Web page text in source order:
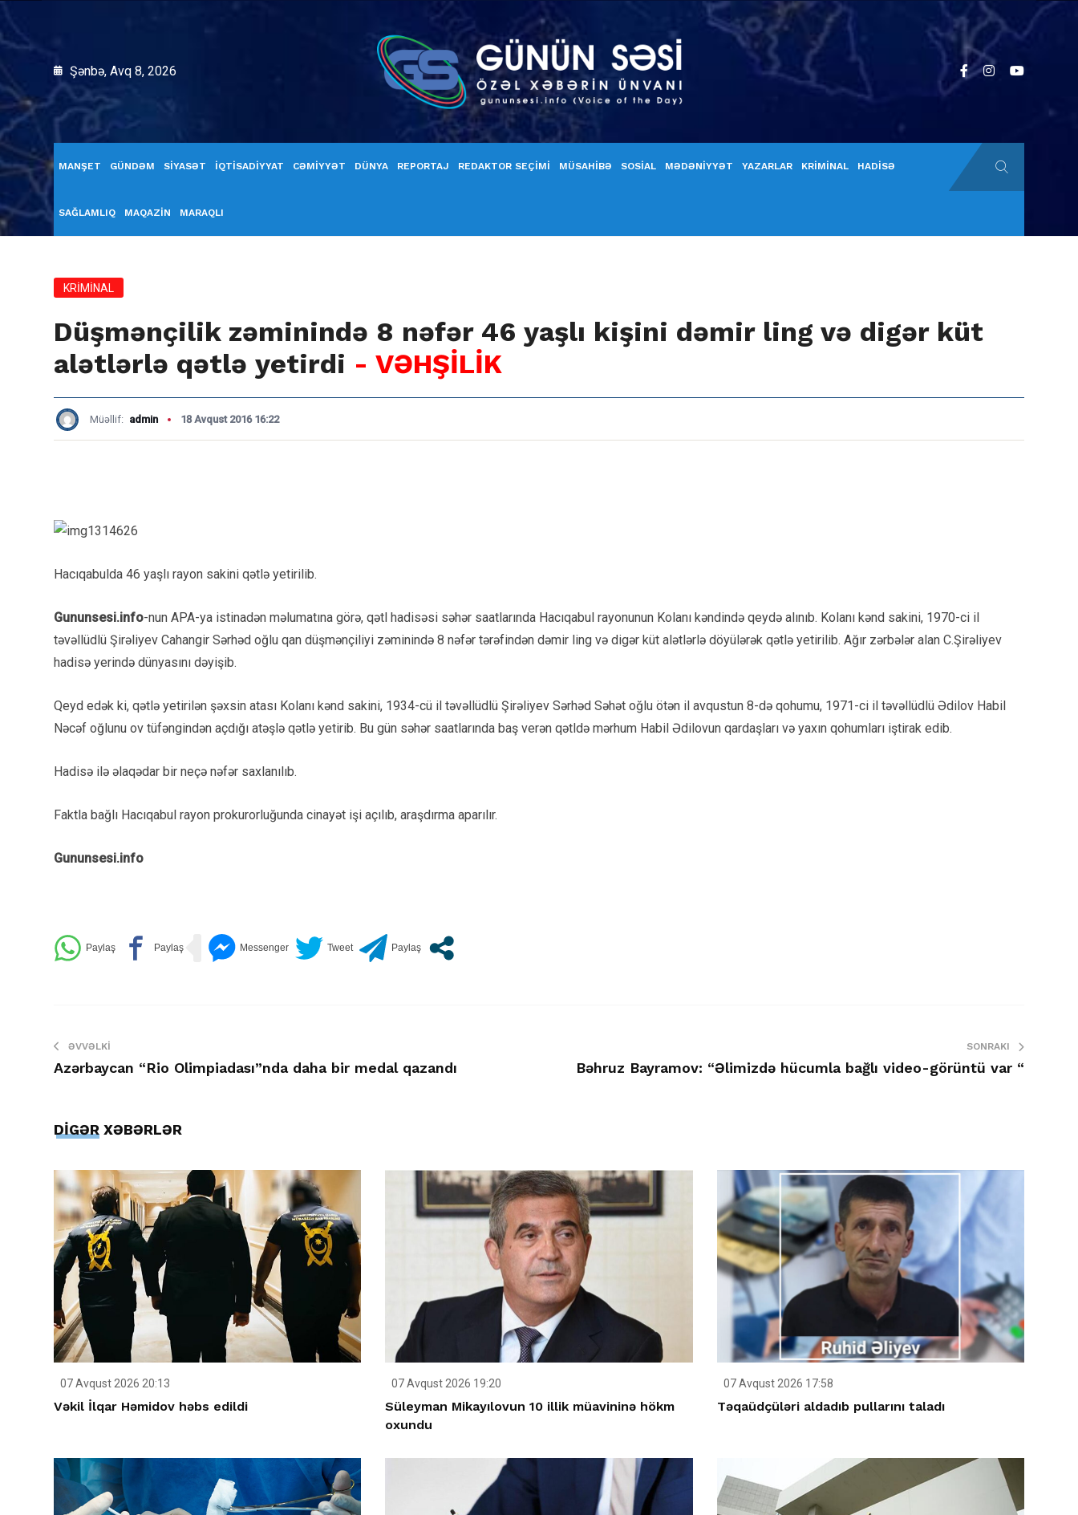
Şənbə, Avq 8, 2026
MANŞET GÜNDƏM SİYASƏT İQTİSADİYYAT CƏMİYYƏT DÜNYA REPORTAJ REDAKTOR SEÇİMİ MÜSAHİBƏ SOSİAL MƏDƏNİYYƏT YAZARLAR KRİMİNAL HADİSƏ
SAĞLAMLIQ MAQAZİN MARAQLI
KRİMİNAL
Düşmənçilik zəminində 8 nəfər 46 yaşlı kişini dəmir ling və digər küt
alətlərlə qətlə yetirdi - VƏHŞİLİK
Müəllif: admin 18 Avqust 2016 16:22
Hacıqabulda 46 yaşlı rayon sakini qətlə yetirilib.
Gununsesi.info-nun APA-ya istinadən məlumatına görə, qətl hadisəsi səhər saatlarında Hacıqabul rayonunun Kolanı kəndində qeydə alınıb. Kolanı kənd sakini, 1970-ci il
təvəllüdlü Şirəliyev Cahangir Sərhəd oğlu qan düşmənçiliyi zəminində 8 nəfər tərəfindən dəmir ling və digər küt alətlərlə döyülərək qətlə yetirilib. Ağır zərbələr alan C.Şirəliyev
hadisə yerində dünyasını dəyişib.
Qeyd edək ki, qətlə yetirilən şəxsin atası Kolanı kənd sakini, 1934-cü il təvəllüdlü Şirəliyev Sərhəd Səhət oğlu ötən il avqustun 8-də qohumu, 1971-ci il təvəllüdlü Ədilov Habil
Nəcəf oğlunu ov tüfəngindən açdığı atəşlə qətlə yetirib. Bu gün səhər saatlarında baş verən qətldə mərhum Habil Ədilovun qardaşları və yaxın qohumları iştirak edib.
Hadisə ilə əlaqədar bir neçə nəfər saxlanılıb.
Faktla bağlı Hacıqabul rayon prokurorluğunda cinayət işi açılıb, araşdırma aparılır.
Gununsesi.info
ƏVVƏLKI
Azərbaycan “Rio Olimpiadası”nda daha bir medal qazandı
SONRAKI
Bəhruz Bayramov: “Əlimizdə hücumla bağlı video-görüntü var “
DİGƏR XƏBƏRLƏR
07 Avqust 2026 20:13
Vəkil İlqar Həmidov həbs edildi
07 Avqust 2026 19:20
Süleyman Mikayılovun 10 illik müavininə hökm
oxundu
07 Avqust 2026 17:58
Təqaüdçüləri aldadıb pullarını taladı